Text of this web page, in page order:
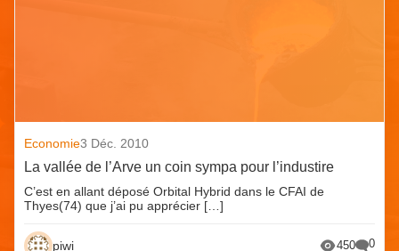
Economie3 Déc. 2010
La vallée de l’Arve un coin sympa pour l’industire
C’est en allant déposé Orbital Hybrid dans le CFAI de
Thyes(74) que j’ai pu apprécier […]
piwi 450 0